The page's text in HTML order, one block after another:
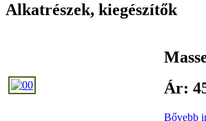
Alkatrészek, kiegészítők
Ár:
Bővebb